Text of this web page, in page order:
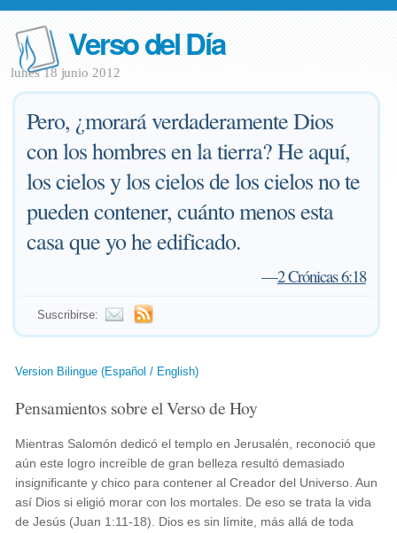
Verso del Día
lunes 18 junio 2012
Pero, ¿morará verdaderamente Dios
con los hombres en la tierra? He aquí,
los cielos y los cielos de los cielos no te
pueden contener, cuánto menos esta
casa que yo he edificado.
—2 Crónicas 6:18
Suscribirse:
Version Bilingue (Español / English)
Pensamientos sobre el Verso de Hoy
Mientras Salomón dedicó el templo en Jerusalén, reconoció que
aún este logro increíble de gran belleza resultó demasiado
insignificante y chico para contener al Creador del Universo. Aun
así Dios si eligió morar con los mortales. De eso se trata la vida
de Jesús (Juan 1:11-18). Dios es sin límite, más allá de toda